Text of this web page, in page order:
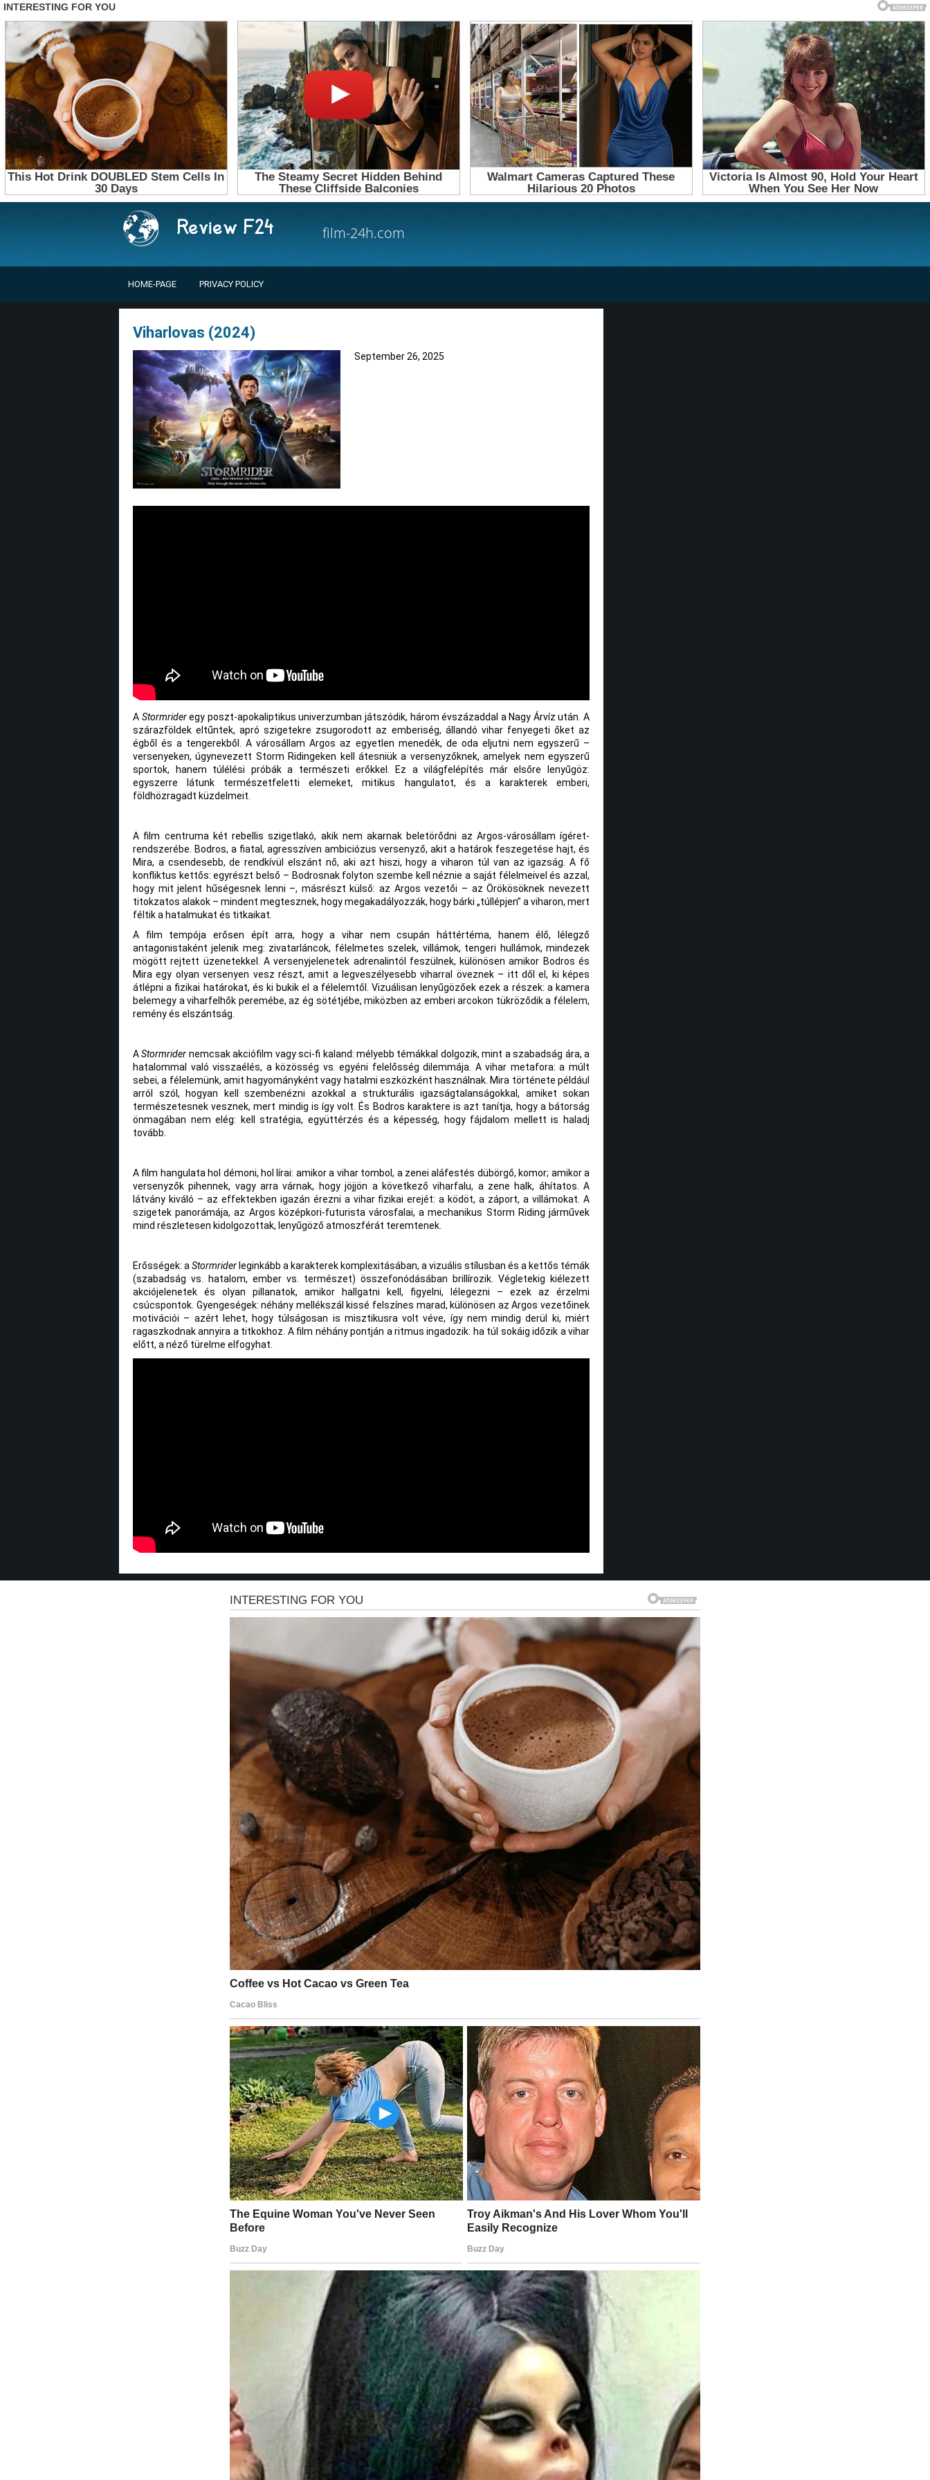
film-24h.com
HOME-PAGE PRIVACY POLICY
Viharlovas (2024)
September 26, 2025
A Stormrideregy poszt-apokaliptikus univerzumban játszódik, három évszázaddal a Nagy Árvíz után. A
szárazföldek eltűntek, apró szigetekre zsugorodott az emberiség, állandó vihar fenyegeti őket az
égből és a tengerekből. A városállam Argos az egyetlen menedék, de oda eljutni nem egyszerű –
versenyeken, úgynevezett Storm Ridingeken kell átesniük a versenyzőknek, amelyek nem egyszerű
sportok, hanem túlélési próbák a természeti erőkkel. Ez a világfelépítés már elsőre lenyűgöz:
egyszerre látunk természetfeletti elemeket, mitikus hangulatot, és a karakterek emberi,
földhözragadt küzdelmeit.
A film centruma két rebellis szigetlakó, akik nem akarnak beletörődni az Argos-városállam ígéret-
rendszerébe. Bodros, a fiatal, agresszíven ambiciózus versenyző, akit a határok feszegetése hajt, és
Mira, a csendesebb, de rendkívül elszánt nő, aki azt hiszi, hogy a viharon túl van az igazság. A fő
konfliktus kettős: egyrészt belső – Bodrosnak folyton szembe kell néznie a saját félelmeivel és azzal,
hogy mit jelent hűségesnek lenni –, másrészt külső: az Argos vezetői – az Örökösöknek nevezett
titokzatos alakok – mindent megtesznek, hogy megakadályozzák, hogy bárki „túllépjen” a viharon, mert
féltik a hatalmukat és titkaikat.
A film tempója erősen épít arra, hogy a vihar nem csupán háttértéma, hanem élő, lélegző
antagonistaként jelenik meg: zivatarláncok, félelmetes szelek, villámok, tengeri hullámok, mindezek
mögött rejtett üzenetekkel. A versenyjelenetek adrenalintól feszülnek, különösen amikor Bodros és
Mira egy olyan versenyen vesz részt, amit a legveszélyesebb viharral öveznek – itt dől el, ki képes
átlépni a fizikai határokat, és ki bukik el a félelemtől. Vizuálisan lenyűgözőek ezek a részek: a kamera
belemegy a viharfelhők peremébe, az ég sötétjébe, miközben az emberi arcokon tükröződik a félelem,
remény és elszántság.
AStormrider nemcsak akciófilm vagy sci-fi kaland: mélyebb témákkal dolgozik, mint a szabadság ára, a
hatalommal való visszaélés, a közösség vs. egyéni felelősség dilemmája. A vihar metafora: a múlt
sebei, a félelemünk, amit hagyományként vagy hatalmi eszközként használnak. Mira története például
arról szól, hogyan kell szembenézni azokkal a strukturális igazságtalanságokkal, amiket sokan
természetesnek vesznek, mert mindig is így volt. És Bodros karaktere is azt tanítja, hogy a bátorság
önmagában nem elég: kell stratégia, együttérzés és a képesség, hogy fájdalom mellett is haladj
tovább.
A film hangulata hol démoni, hol lírai: amikor a vihar tombol, a zenei aláfestés dübörgő, komor; amikor a
versenyzők pihennek, vagy arra várnak, hogy jöjjön a következő viharfalu, a zene halk, áhítatos. A
látvány kiváló – az effektekben igazán érezni a vihar fizikai erejét: a ködöt, a záport, a villámokat. A
szigetek panorámája, az Argos középkori-futurista városfalai, a mechanikus Storm Riding járművek
mind részletesen kidolgozottak, lenyűgöző atmoszférát teremtenek.
Erősségek: a Stormrider leginkább a karakterek komplexitásában, a vizuális stílusban és a kettős témák
(szabadság vs. hatalom, ember vs. természet) összefonódásában brillírozik. Végletekig kiélezett
akciójelenetek és olyan pillanatok, amikor hallgatni kell, figyelni, lélegezni – ezek az érzelmi
csúcspontok. Gyengeségek: néhány mellékszál kissé felszínes marad, különösen az Argos vezetőinek
motivációi – azért lehet, hogy túlságosan is misztikusra volt véve, így nem mindig derül ki, miért
ragaszkodnak annyira a titkokhoz. A film néhány pontján a ritmus ingadozik: ha túl sokáig időzik a vihar
előtt, a néző türelme elfogyhat.